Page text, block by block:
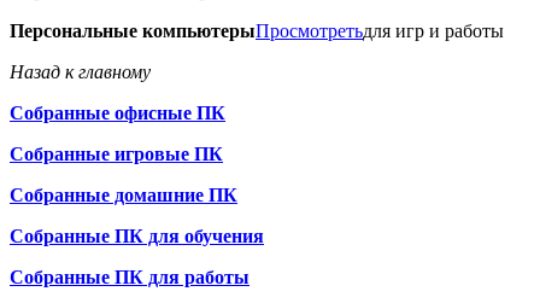
Персональные компьютерыПросмотретьдля игр и работы
Назад к главному
Собранные офисные ПК
Собранные игровые ПК
Собранные домашние ПК
Собранные ПК для обучения
Собранные ПК для работы